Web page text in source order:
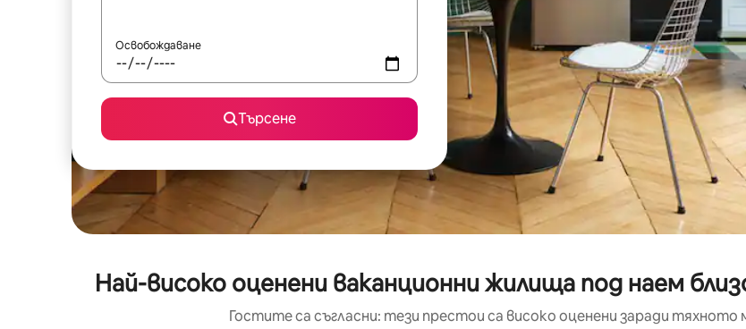
Освобождаване
Търсене
Най-високо оценени ваканционни жилища под наем
Гостите са съгласни: тези престои са високо оценени заради